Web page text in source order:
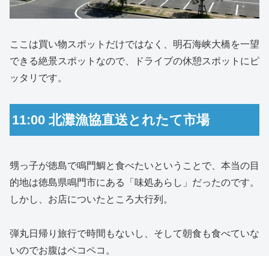
ここは買い物スポットだけではなく、明石海峡大橋を一望
できる絶景スポットなので、ドライブの休憩スポットにピ
ッタリです。
11:00 北灘漁協直送とれたて市場
甥っ子が徳島で鳴門鯛と食べたいということで、本当の目
的地は徳島県鳴門市にある「味処あらし」だったのです。
しかし、お店についたところ大行列。
弾丸日帰り旅行で時間もないし、そして朝食も食べていな
いのでお腹はペコペコ。